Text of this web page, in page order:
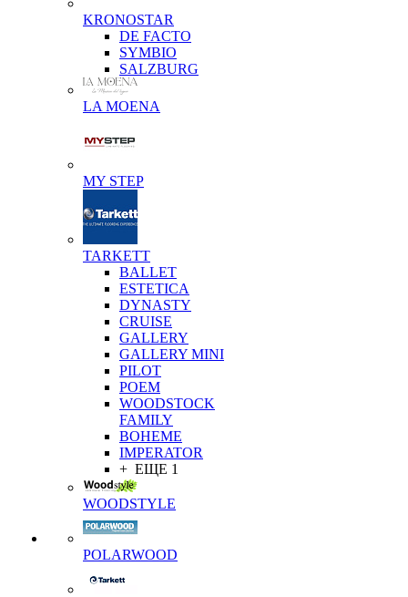
KRONOSTAR
DE FACTO
SYMBIO
SALZBURG
LA MOENA
MY STEP
TARKETT
BALLET
ESTETICA
DYNASTY
CRUISE
GALLERY
GALLERY MINI
PILOT
POEM
WOODSTOCK
FAMILY
BOHEME
IMPERATOR
+ ЕЩЕ 1
WOODSTYLE
POLARWOOD